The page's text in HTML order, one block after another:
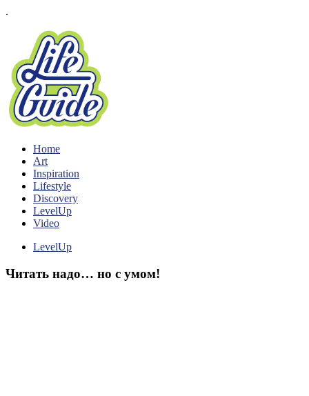
.
Home
Art
Inspiration
Lifestyle
Discovery
LevelUp
Video
LevelUp
Читать надо… но с умом!